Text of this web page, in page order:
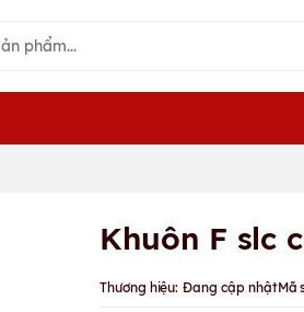
Khuôn F slc
Thương hiệu: Đang cập nhậtMã